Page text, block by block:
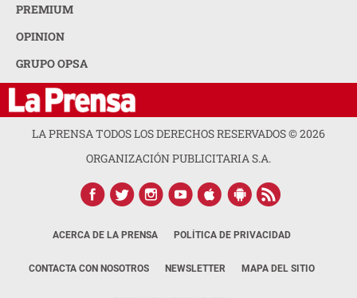
PREMIUM
OPINION
GRUPO OPSA
LA PRENSA TODOS LOS DERECHOS RESERVADOS ©2026
ORGANIZACIÓN PUBLICITARIA S.A.
ACERCA DE LA PRENSA POLÍTICA DE PRIVACIDAD
CONTACTA CON NOSOTROS NEWSLETTER MAPA DEL SITIO